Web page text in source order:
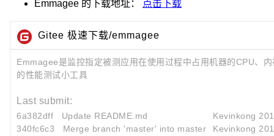
Emmagee 的下载地址： 点击下载
Gitee 极速下载/emmagee
Emmagee是监控指定被测应用在使用过程中占用机器的CPU、
的性能测试小工具
Last submit:
6a382dff Update README.md Kevinkong
340fc6c3
Merge branch 'master' into master Kevinkong